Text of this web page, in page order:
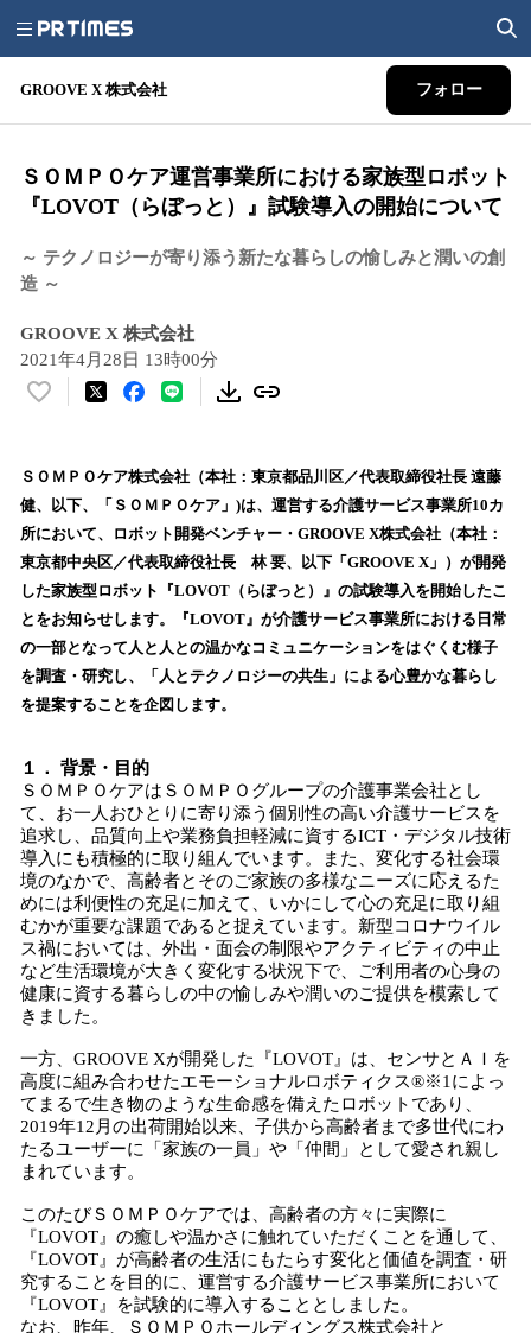
GROOVE X 株式会社 フォロー
ＳＯＭＰＯケア運営事業所における家族型ロボット
『LOVOT（らぼっと）』試験導入の開始について
～ テクノロジーが寄り添う新たな暮らしの愉しみと潤いの創
造 ～
GROOVE X 株式会社
2021年4月28日 13時00分
い
！
数
を
読
み
込
み
中
で
す
ＳＯＭＰＯケア株式会社（本社：東京都品川区／代表取締役社長 遠藤
健、以下、「ＳＯＭＰＯケア」)は、運営する介護サービス事業所10カ
所において、ロボット開発ベンチャー・GROOVE X株式会社（本社：
東京都中央区／代表取締役社長 林 要、以下「GROOVE X」）が開発
した家族型ロボット『LOVOT（らぼっと）』の試験導入を開始したこ
とをお知らせします。『LOVOT』が介護サービス事業所における日常
の一部となって人と人との温かなコミュニケーションをはぐくむ様子
を調査・研究し、「人とテクノロジーの共生」による心豊かな暮らし
を提案することを企図します。
１． 背景・目的
ＳＯＭＰＯケアはＳＯＭＰＯグループの介護事業会社とし
て、お一人おひとりに寄り添う個別性の高い介護サービスを
追求し、品質向上や業務負担軽減に資するICT・デジタル技術
導入にも積極的に取り組んでいます。また、変化する社会環
境のなかで、高齢者とそのご家族の多様なニーズに応えるた
めには利便性の充足に加えて、いかにして心の充足に取り組
むかが重要な課題であると捉えています。新型コロナウイル
ス禍においては、外出・面会の制限やアクティビティの中止
など生活環境が大きく変化する状況下で、ご利用者の心身の
健康に資する暮らしの中の愉しみや潤いのご提供を模索して
きました。
一方、GROOVE Xが開発した『LOVOT』は、センサとＡＩを
高度に組み合わせたエモーショナルロボティクス®※1によっ
てまるで生き物のような生命感を備えたロボットであり、
2019年12月の出荷開始以来、子供から高齢者まで多世代にわ
たるユーザーに「家族の一員」や「仲間」として愛され親し
まれています。
このたびＳＯＭＰＯケアでは、高齢者の方々に実際に
『LOVOT』の癒しや温かさに触れていただくことを通して、
『LOVOT』が高齢者の生活にもたらす変化と価値を調査・研
究することを目的に、運営する介護サービス事業所において
『LOVOT』を試験的に導入することとしました。
なお、昨年、ＳＯＭＰＯホールディングス株式会社と